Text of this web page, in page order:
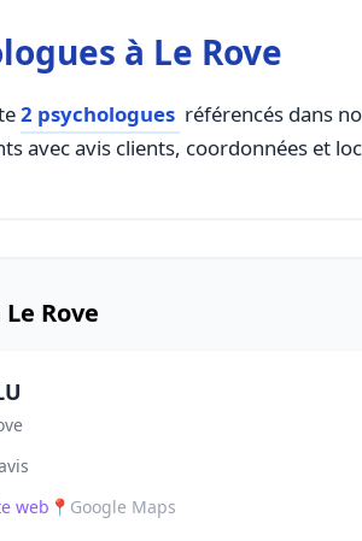
à Le Rove
2 psychologues référencés dans
avec avis clients, coordonnées et
Rove
web 📍 Google Maps